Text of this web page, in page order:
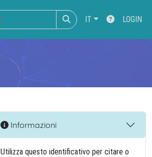
IT LOGIN
Informazioni
Utilizza questo identificativo per citare o